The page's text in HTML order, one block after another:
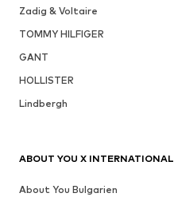
Zadig & Voltaire
TOMMY HILFIGER
GANT
HOLLISTER
Lindbergh
ABOUT YOU X INTERNATIONAL
About You Bulgarien